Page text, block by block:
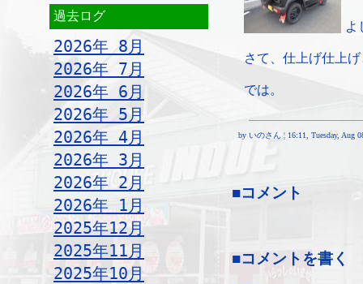
過去ログ
2026年 8月
2026年 7月
2026年 6月
2026年 5月
2026年 4月
2026年 3月
2026年 2月
2026年 1月
2025年12月
2025年11月
2025年10月
よ
さて、仕上げ仕上
では。
by いのさん ¦ 16:11, Tuesday, Aug
■コメント
■コメントを書く